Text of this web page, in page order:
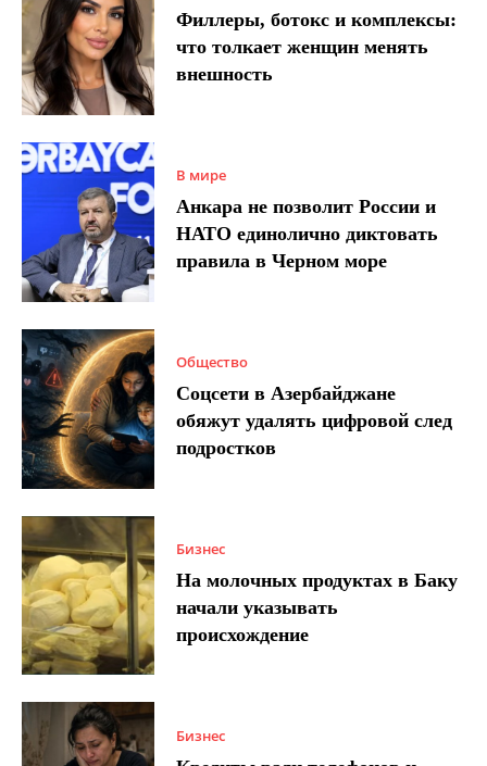
Филлеры, ботокс и комплексы:
что толкает женщин менять
внешность
В мире
Анкара не позволит России и
НАТО единолично диктовать
правила в Черном море
Общество
Соцсети в Азербайджане
обяжут удалять цифровой след
подростков
Бизнес
На молочных продуктах в Баку
начали указывать
происхождение
Бизнес